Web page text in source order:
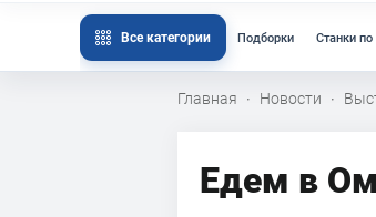
Все категории Подборки Станки по
Главная · Новости ·
Едем в